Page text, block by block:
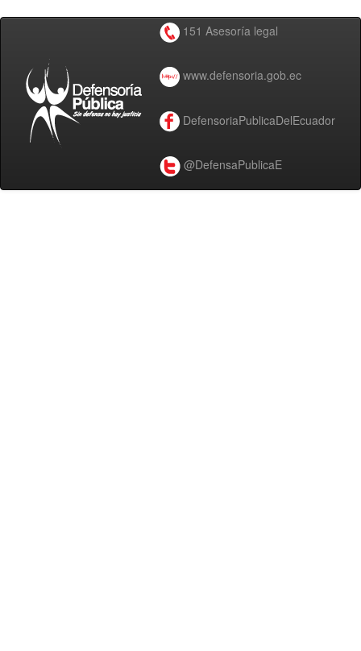
151 Asesoría legal
www.defensoria.gob.ec
DefensoriaPublicaDelEcuador
@DefensaPublicaE